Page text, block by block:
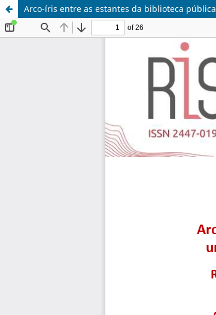
Arco-íris entre as estantes da biblioteca pública